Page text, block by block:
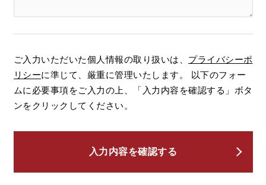
ご入力いただいた個人情報の取り扱いは、 プライバシーポ
リシーに準じて、厳重に管理いたします。 以下のフォー
ムに必要事項をご入力の上、「入力内容を確認する」ボタ
ンをクリックしてください。